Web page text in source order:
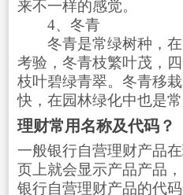
来不一样的感觉。
4、冬青
冬青是常绿树种，在
考验，冬青枝繁叶茂，
枝叶碧绿青翠。冬青移
快，在园林绿化中也是常
理财常用名称及代码？
一般银行自营理财产品
页上就会显示产品产品
银行自营理财产品的代